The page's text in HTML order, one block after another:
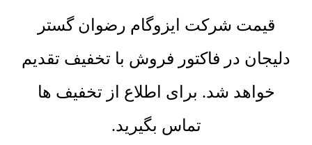
قیمت شرکت ایزوگام رضوان گستر
دلیجان در فاکتور فروش با تخفیف تقدیم
خواهد شد. برای اطلاع از تخفیف ها
تماس بگیرید.